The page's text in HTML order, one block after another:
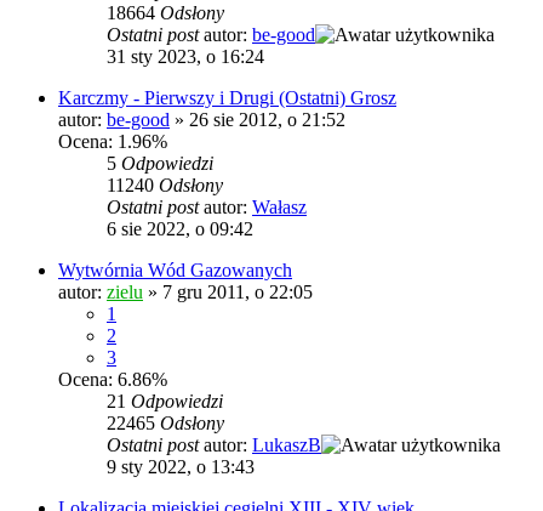
18664 Odsłony
Ostatni postautor: be-good
31 sty 2023, o 16:24
Karczmy - Pierwszy i Drugi (Ostatni) Grosz
autor: be-good » 26 sie 2012, o 21:52
Ocena: 1.96%
5 Odpowiedzi
11240 Odsłony
Ostatni postautor: Wałasz
6 sie 2022, o 09:42
Wytwórnia Wód Gazowanych
autor: zielu » 7 gru 2011, o 22:05
1
2
3
Ocena: 6.86%
21 Odpowiedzi
22465 Odsłony
Ostatni postautor: LukaszB
9 sty 2022, o 13:43